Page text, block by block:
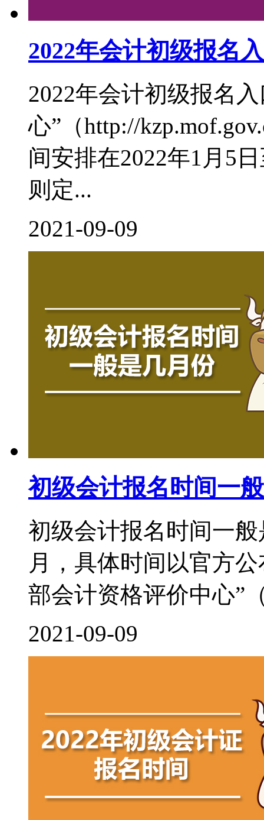
2022年会计初级报名
2022年会计初级报名
心”（http://
间安排在2022年1月5
则定...
2021-09-09
初级会计报名时间一
初级会计报名时间一
月，具体时间以官方
部会计资格评价中心”
2021-09-09